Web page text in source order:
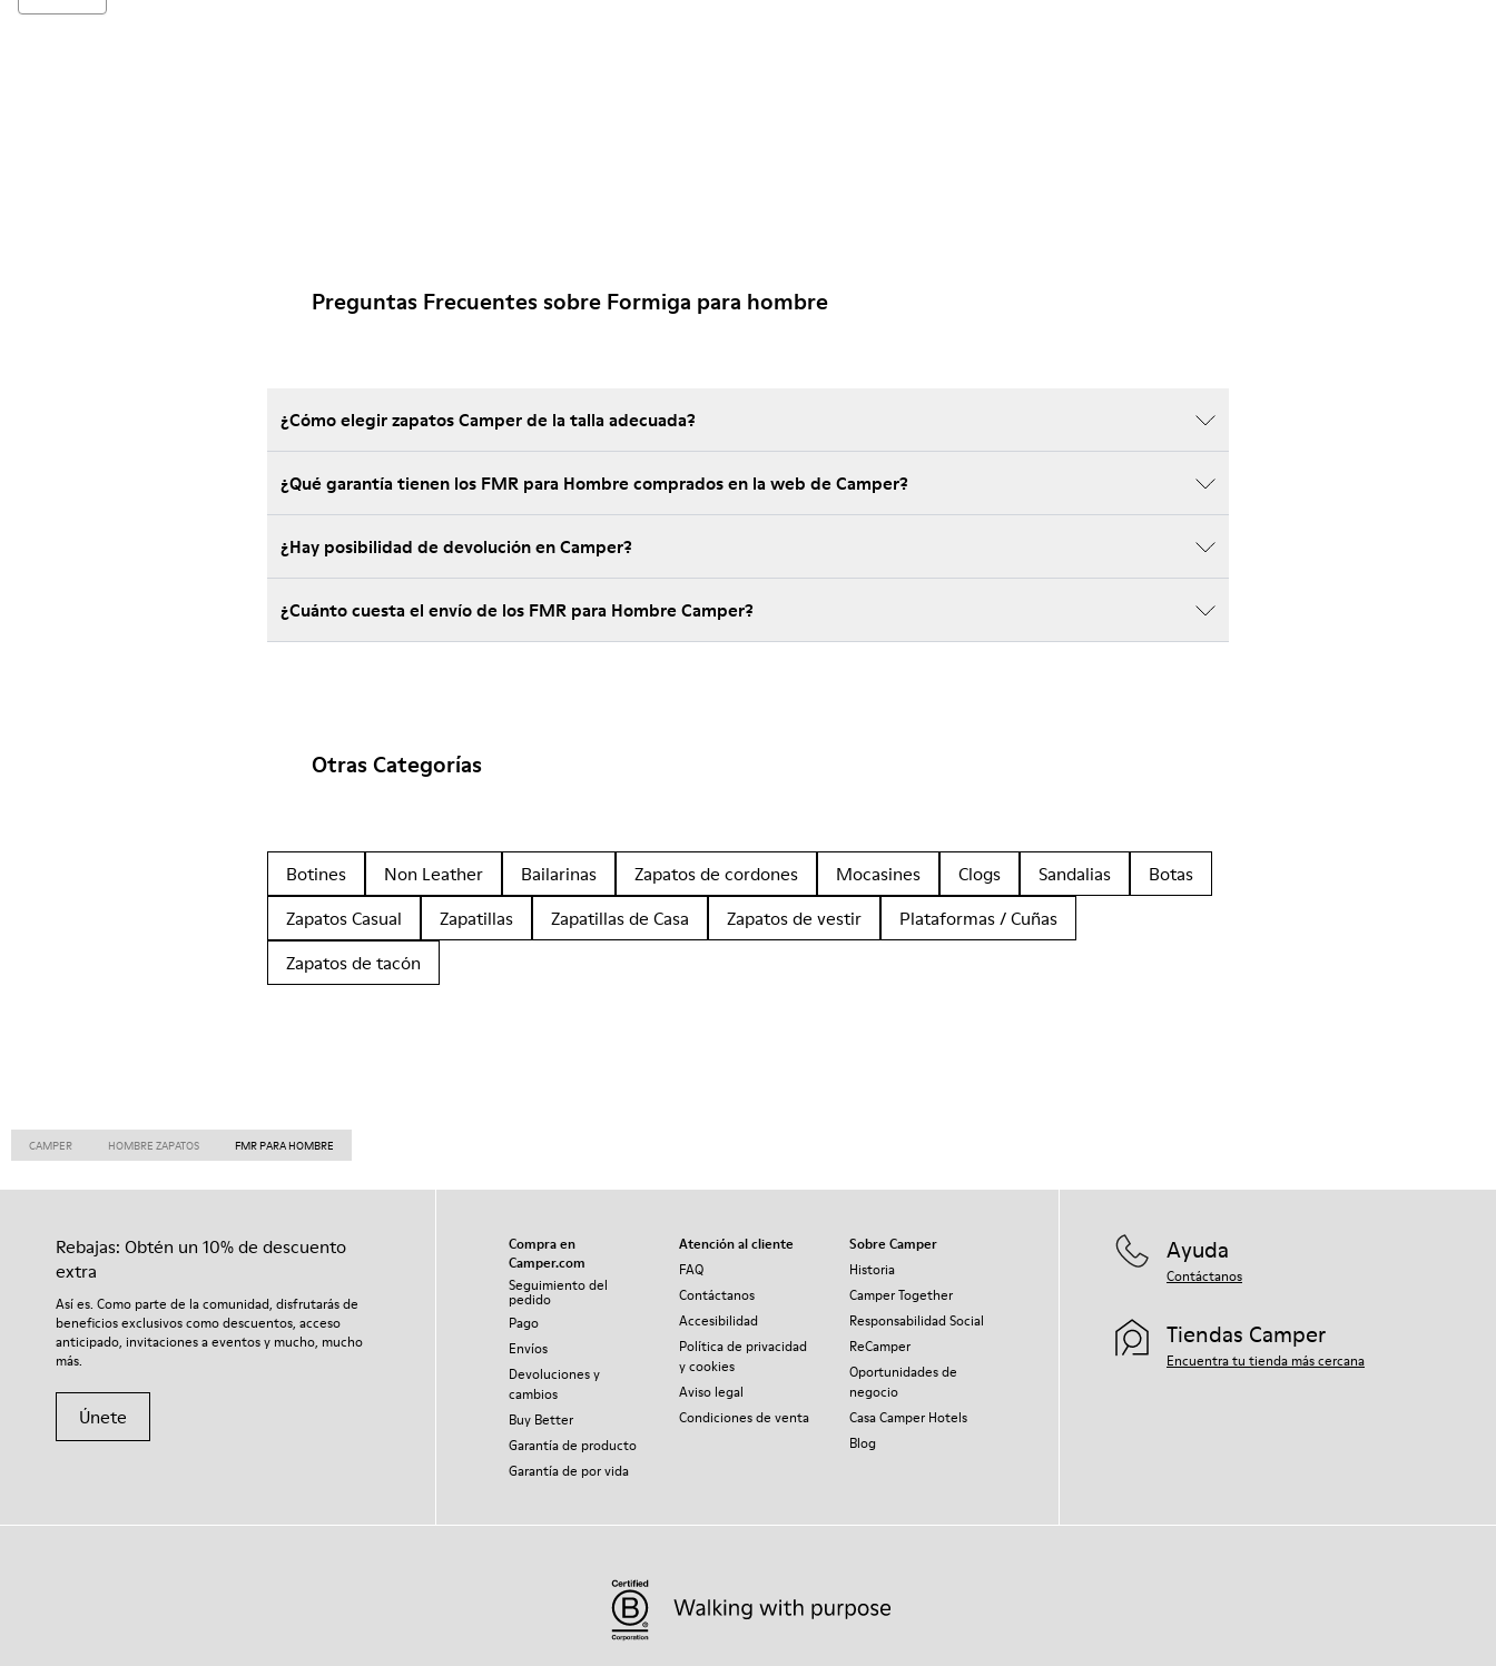
Preguntas Frecuentes sobre Formiga para hombre
¿Cómo elegir zapatos Camper de la talla adecuada?
¿Qué garantía tienen los FMR para Hombre comprados en la web de Camper?
¿Hay posibilidad de devolución en Camper?
¿Cuánto cuesta el envío de los FMR para Hombre Camper?
Otras Categorías
Botines Non Leather Bailarinas Zapatos de cordones Mocasines Clogs Sandalias
Botas
Zapatos Casual
Zapatillas Zapatillas de Casa Zapatos de vestir
Plataformas / Cuñas
Zapatos de tacón
CAMPER HOMBRE ZAPATOS FMR PARA HOMBRE
Rebajas: Obtén un 10% de descuento
extra
Así es. Como parte de la comunidad, disfrutarás de
beneficios exclusivos como descuentos, acceso
anticipado, invitaciones a eventos y mucho, mucho
más.
Únete
Compra en
Camper.com
Seguimiento del
pedido
Pago
Envíos
Devoluciones y
cambios
Buy Better
Garantía de producto
Garantía de por vida
Atención al cliente
FAQ
Contáctanos
Accesibilidad
Política de privacidad
y cookies
Aviso legal
Condiciones de venta
Sobre Camper
Historia
Camper Together
Responsabilidad Social
ReCamper
Oportunidades de
negocio
Casa Camper Hotels
Blog
Ayuda
Contáctanos
Tiendas Camper
Encuentra tu tienda más cercana